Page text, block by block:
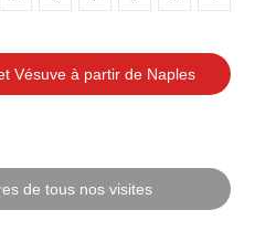
Vésuve à partir de Naples
de tous nos visites